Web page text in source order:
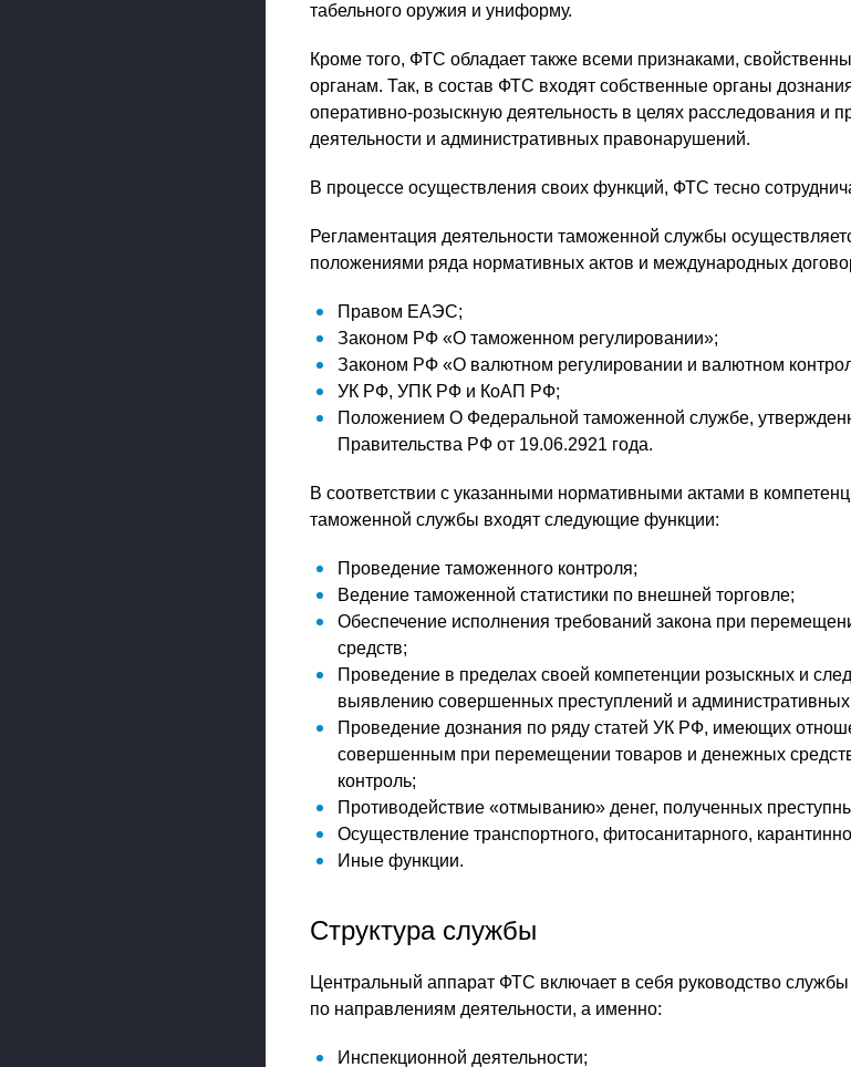
табельного оружия и униформу.
Кроме того, ФТС обладает также всеми признаками,
органам. Так, в состав ФТС входят собственные органы
оперативно-розыскную деятельность в целях расследования и
деятельности и административных правонарушений.
В процессе осуществления своих функций, ФТС тесно
Регламентация деятельности таможенной службы
положениями ряда нормативных актов и международных
Правом ЕАЭС;
Законом РФ «О таможенном регулировании»;
Законом РФ «О валютном регулировании и валютном
УК РФ, УПК РФ и КоАП РФ;
Положением О Федеральной таможенной службе,
Правительства РФ от 19.06.2921 года.
В соответствии с указанными нормативными актами в
таможенной службы входят следующие функции:
Проведение таможенного контроля;
Ведение таможенной статистики по внешней торговле;
Обеспечение исполнения требований закона при
средств;
Проведение в пределах своей компетенции розыскных и
выявлению совершенных преступлений и
Проведение дознания по ряду статей УК РФ, имеющих
совершенным при перемещении товаров и денежных
контроль;
Противодействие «отмыванию» денег, полученных
Осуществление транспортного, фитосанитарного,
Иные функции.
Структура службы
Центральный аппарат ФТС включает в себя руководство
по направлениям деятельности, а именно:
Инспекционной деятельности;